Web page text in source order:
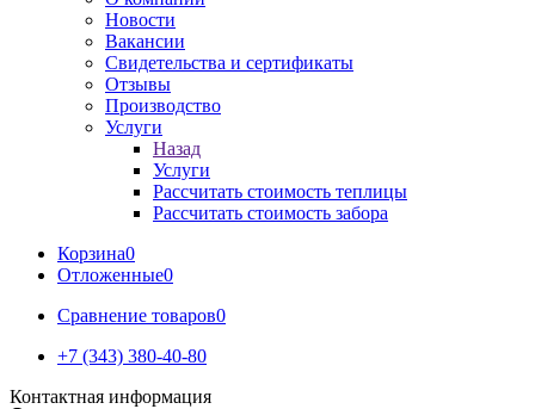
Новости
Вакансии
Свидетельства и сертификаты
Отзывы
Производство
Услуги
Назад
Услуги
Рассчитать стоимость теплицы
Рассчитать стоимость забора
Корзина0
Отложенные0
Сравнение товаров0
+7 (343) 380-40-80
Контактная информация